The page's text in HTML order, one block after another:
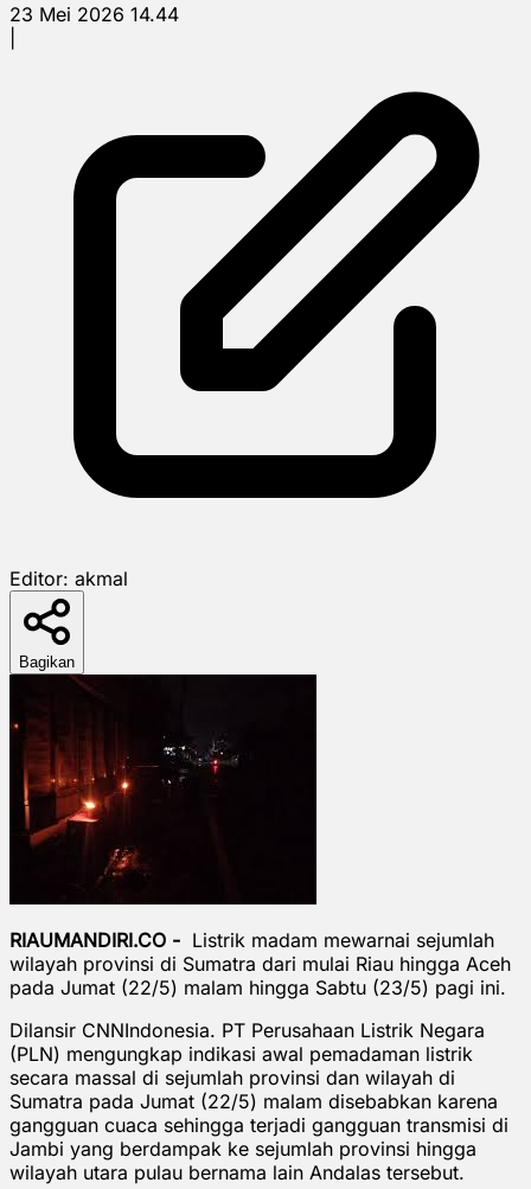
23 Mei 2026 14.44
Editor: akmal
Bagikan
RIAUMANDIRI.CO - Listrik madam mewarnai sejumlah
wilayah provinsi di Sumatra dari mulai Riau hingga Aceh
pada Jumat (22/5) malam hingga Sabtu (23/5) pagi ini.
Dilansir CNNIndonesia. PT Perusahaan Listrik Negara
(PLN) mengungkap indikasi awal pemadaman listrik
secara massal di sejumlah provinsi dan wilayah di
Sumatra pada Jumat (22/5) malam disebabkan karena
gangguan cuaca sehingga terjadi gangguan transmisi di
Jambi yang berdampak ke sejumlah provinsi hingga
wilayah utara pulau bernama lain Andalas tersebut.